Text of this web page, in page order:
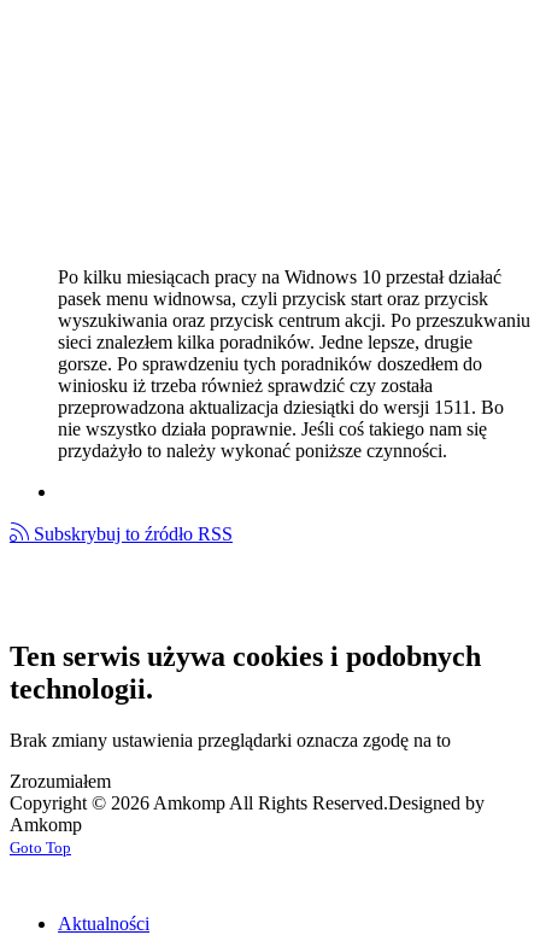
Po kilku miesiącach pracy na Widnows 10 przestał działać
pasek menu widnowsa, czyli przycisk start oraz przycisk
wyszukiwania oraz przycisk centrum akcji. Po przeszukwaniu
sieci znalezłem kilka poradników. Jedne lepsze, drugie
gorsze. Po sprawdzeniu tych poradników doszedłem do
winiosku iż trzeba również sprawdzić czy została
przeprowadzona aktualizacja dziesiątki do wersji 1511. Bo
nie wszystko działa poprawnie. Jeśli coś takiego nam się
przydażyło to należy wykonać poniższe czynności.
Subskrybuj to źródło RSS
Ten serwis używa cookies i podobnych
technologii.
Brak zmiany ustawienia przeglądarki oznacza zgodę na to
Zrozumiałem
Copyright © 2026 Amkomp All Rights Reserved.Designed by
Amkomp
Goto Top
Aktualności